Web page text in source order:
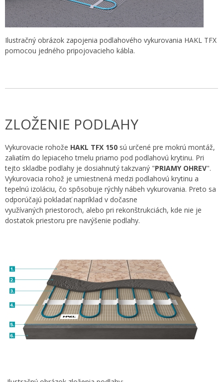
Ilustračný obrázok zapojenia podlahového vykurovania HAKL TFX
pomocou jedného pripojovacieho kábla.
ZLOŽENIE PODLAHY
Vykurovacie rohože HAKL TFX 150 sú určené pre mokrú montáž,
zaliatím do lepiaceho tmelu priamo pod podlahovú krytinu. Pri
tejto skladbe podlahy je dosiahnutý takzvaný "PRIAMY OHREV".
Vykurovacia rohož je umiestnená medzi podlahovú krytinu a
tepelnú izoláciu, čo spôsobuje rýchly nábeh vykurovania. Preto sa
odporúčajú pokladať napríklad v dočasne
využívaných priestoroch, alebo pri rekonštrukciách, kde nie je
dostatok priestoru pre navýšenie podlahy.